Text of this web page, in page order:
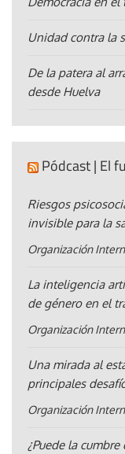
Unidad contra la
De la patera al
desde Huelva
Pódcast | El
Riesgos
invisible para la
Organización
La inteligencia
de género en el
Organización
Una mirada al
principales
Organización
¿Puede la